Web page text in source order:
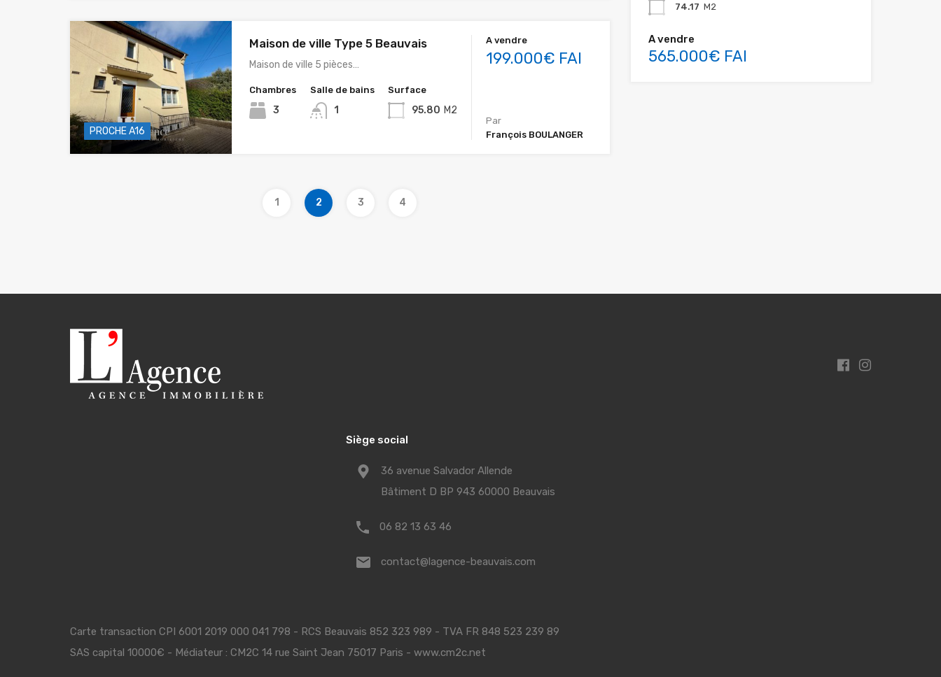
PROCHE A16
Maison de ville Type 5 Beauvais
Maison de ville 5 pièces…
Chambres
3
Salle de bains
1
Surface
95.80 M2
A vendre
199.000€ FAI
Par
François BOULANGER
1 2 3 4
74.17 M2
A vendre
565.000€ FAI
Siège social
36 avenue Salvador Allende
Bâtiment D BP 943 60000 Beauvais
06 82 13 63 46
contact@lagence-beauvais.com
Carte transaction CPI 6001 2019 000 041 798 - RCS Beauvais 852 323 989 - TVA FR 848 523 239 89
SAS capital 10000€ - Médiateur : CM2C 14 rue Saint Jean 75017 Paris - www.cm2c.net